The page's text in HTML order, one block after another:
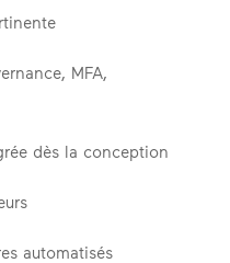
MFA,
dès la conception
automatisés